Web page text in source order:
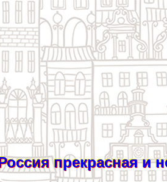
прекрасная